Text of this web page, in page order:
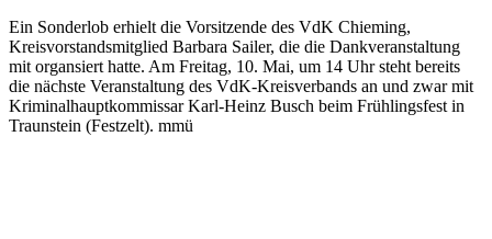
Ein Sonderlob erhielt die Vorsitzende des VdK Chieming,
Kreisvorstandsmitglied Barbara Sailer, die die Dankveranstaltung
mit organsiert hatte. Am Freitag, 10. Mai, um 14 Uhr steht bereits
die nächste Veranstaltung des VdK-Kreisverbands an und zwar mit
Kriminalhauptkommissar Karl-Heinz Busch beim Frühlingsfest in
Traunstein (Festzelt). mmü